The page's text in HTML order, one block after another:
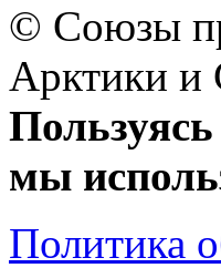
© Союзы
Арктики
мы
Политика